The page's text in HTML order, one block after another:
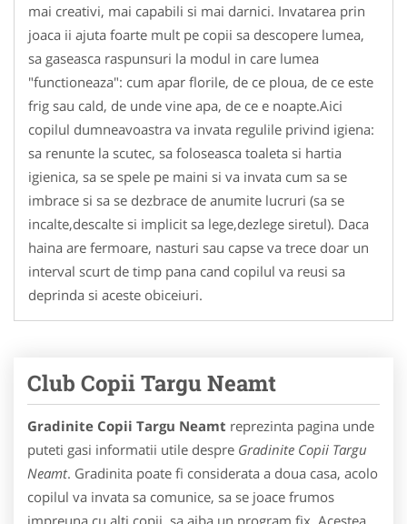
mai creativi, mai capabili si mai darnici. Invatarea prin
joaca ii ajuta foarte mult pe copii sa descopere lumea,
sa gaseasca raspunsuri la modul in care lumea
"functioneaza": cum apar florile, de ce ploua, de ce este
frig sau cald, de unde vine apa, de ce e noapte.Aici
copilul dumneavoastra va invata regulile privind igiena:
sa renunte la scutec, sa foloseasca toaleta si hartia
igienica, sa se spele pe maini si va invata cum sa se
imbrace si sa se dezbrace de anumite lucruri (sa se
incalte,descalte si implicit sa lege,dezlege siretul). Daca
haina are fermoare, nasturi sau capse va trece doar un
interval scurt de timp pana cand copilul va reusi sa
deprinda si aceste obiceiuri.
Club Copii Targu Neamt
Gradinite Copii Targu Neamt reprezinta pagina unde
puteti gasi informatii utile despre Gradinite Copii Targu
Neamt. Gradinita poate fi considerata a doua casa, acolo
copilul va invata sa comunice, sa se joace frumos
impreuna cu alti copii, sa aiba un program fix. Acestea